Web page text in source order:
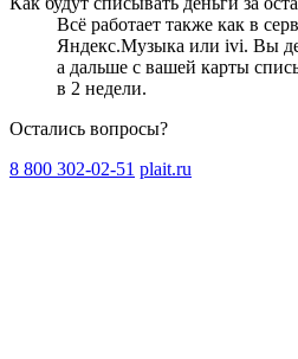
Всё работает также как в
Яндекс.Музыка или ivi. Вы
а дальше с вашей карты
в 2 недели.
Остались вопросы?
8 800 302-02-51 plait.ru